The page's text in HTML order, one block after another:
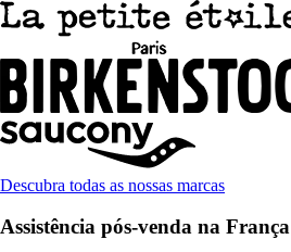
Descubra todas as nossas marcas
Assistência pós-venda na França